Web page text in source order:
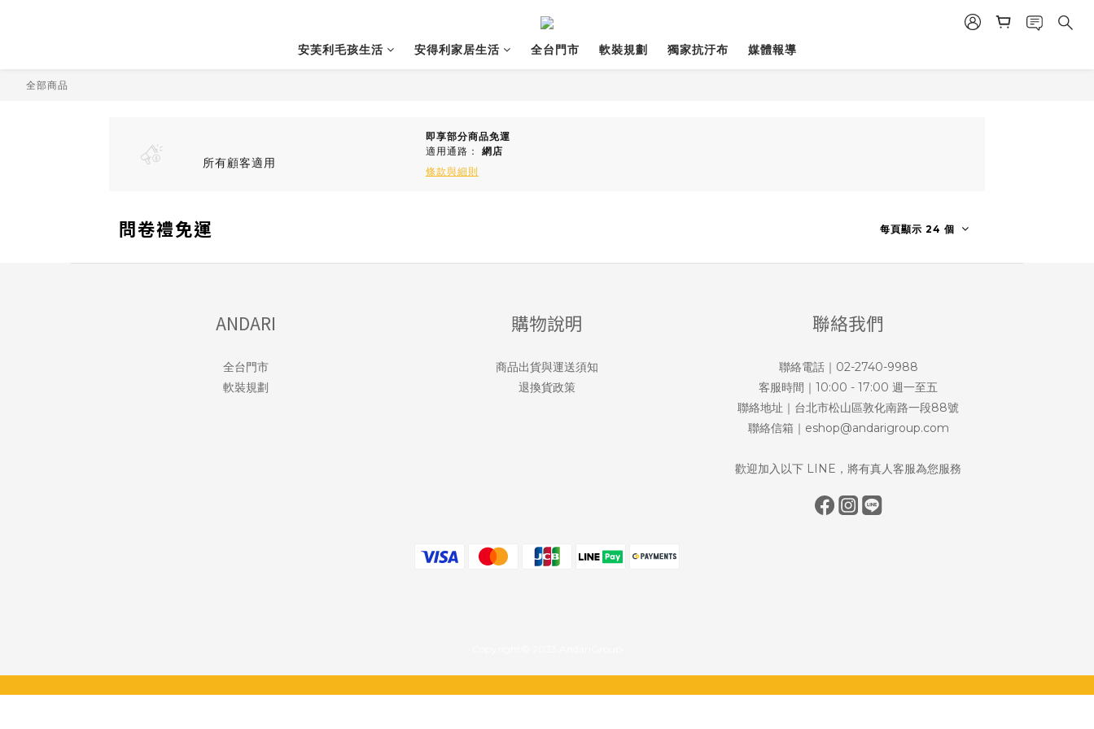
安芙利毛孩生活 安得利家居生活 全台門市 軟裝規劃 獨家抗汙布 媒體報導
全部商品
所有顧客適用
即享部分商品免運
適用通路： 網店
條款與細則
問卷禮免運 每頁顯示 24 個
ANDARI
全台門市
軟裝規劃
購物說明
商品出貨與運送須知
退換貨政策
聯絡我們
聯絡電話｜02-2740-9988
客服時間｜10:00 - 17:00 週一至五
聯絡地址｜台北市松山區敦化南路一段88號
聯絡信箱｜eshop@andarigroup.com
歡迎加入以下 LINE，將有真人客服為您服務